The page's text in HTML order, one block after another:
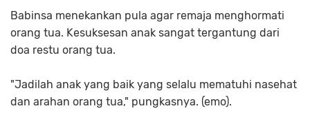
Babinsa menekankan pula agar remaja menghormati
orang tua. Kesuksesan anak sangat tergantung dari
doa restu orang tua.
"Jadilah anak yang baik yang selalu mematuhi nasehat
dan arahan orang tua," pungkasnya. (emo).